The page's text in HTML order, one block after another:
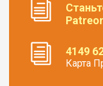
4149
Карта